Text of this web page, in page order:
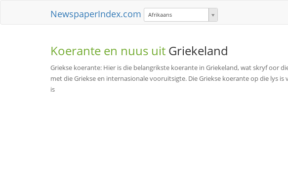
NewspaperIndex.com Afrikaans
Koerante en nuus uit Griekeland
Griekse koerante: Hier is die belangrikste koerante in Griekeland, wat skryf oor
met die Griekse en internasionale vooruitsigte. Die Griekse koerante op die lys
is